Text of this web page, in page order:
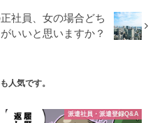
社員、女の場合どち
いいと思いますか？
人気です。
派遣社員・派遣登録Q&A